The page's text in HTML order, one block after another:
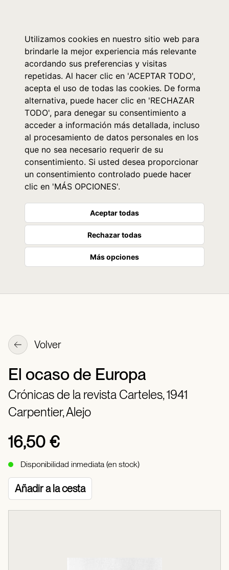
Utilizamos cookies en nuestro sitio web para
brindarle la mejor experiencia más relevante
acordando sus preferencias y visitas
repetidas. Al hacer clic en 'ACEPTAR TODO',
acepta el uso de todas las cookies. De forma
alternativa, puede hacer clic en 'RECHAZAR
TODO', para denegar su consentimiento a
acceder a información más detallada, incluso
al procesamiento de datos personales en los
que no sea necesario requerir de su
consentimiento. Si usted desea proporcionar
un consentimiento controlado puede hacer
clic en 'MÁS OPCIONES'.
Aceptar todas
Rechazar todas
Más opciones
Volver
El ocaso de Europa
Crónicas de la revista Carteles, 1941
Carpentier, Alejo
16,50 €
Disponibilidad inmediata (en stock)
Añadir a la cesta